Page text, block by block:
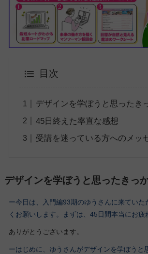
目次
デザインを学ぼうと思ったき
45日終えた率直な感想
受講を迷っている方へのメッ
デザインを学ぼうと思ったきっ
ー今日は、入門編93期のゆうさんに来ていた
くお願いします。
まずは、45日間本当にお疲
ありがとうございます。
ーはじめに、ゆうさんがデザインを学ぼうと